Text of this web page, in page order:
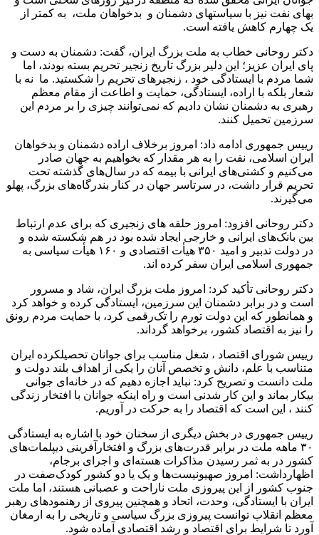
بهای نفت نیز با سیاستهای دشمنان و بدخواهان ملت، به کمتر از
یک چهارم کاهش یافته است.
دکتر روحانی خطاب به ملت بزرگ ایران، گفت: دشمنان به دست و
پای ایران عزیز؛ این دلیر بزرگ تاریخ زنجیر تحریم بسته بودند، اما
شما مردم با ایستادگی خود ، زنجیرهای تحریم را شکستید. ما نه با
شعار بلکه با اراده، ایستادگی، حمایت و اطاعت از مقام معظم
رهبری به دشمنان نشان دادیم که نمی‌توانند چیزی را بر مردم این
سرزمین تحمیل کنند.
رییس‌ جمهوری ادامه داد: امروز برخلاف اراده دشمنان و بدخواهان
ایران اسلامی، نفت را به هر مقدار که بخواهیم به جهان صادر
می‌کنیم و کشتی‌های ایرانی با بیمه که در سال‌های گذشته تحت
تحریم قرار داشت، در سرتاسر جهان در کنار بندرگاه‌های بزرگ، پهلو
می‌گیرند.
دکتر روحانی افزود: امروز حلقه های زنجیر‌ی که برای عدم ارتباط
بین بانک‌های ایرانی و خارجی ایجاد شده بود در هم شکسته شده و
در دولت تدبیر و امید ۳۵۰ هیأت اقتصادی و ۱۶۰ هیأت سیاسی به
جمهوری اسلامی ایران سفر کرده اند.
دکتر روحانی تأکید کرد: امروز ملت بزرگ ایران، شاد و مسرور
است و در برابر دشمنان این سرزمین، ایستادگی کرده و خواهد کرد
و همانطور که این دولت تورم را تک‌رقمی کرد، با حمایت مردم رونق
را نیز به اقتصاد کشور، برخواهد گرداند.
رییس شورای اقتصاد ، شغل مناسب برای جوانان تحصیلکرده ایران
متناسب با علم، دانش و تخصص آنان را یکی از اهداف بلند دولت و
ملت دانست و تصریح کرد: نباید اجازه دهیم که در خانه‌ای جوانی
بیکار بماند و این کار شدنی است و راه اینکه جوانان با افتخار زندگی
کنند ، این است که اقتصاد را به حرکت در آوریم.
رییس‌ جمهوری در بخش دیگری از سخنان خود با اشاره به ایستادگی
۳۰ ماهه ملت در برابر قدرت‌های بزرگ و افتخارآفرینی دیپلمات‌های
کشور در به ثمر رسیدن مذاکرات هسته‌ای و اجرای برجام،
اظهارداشت: امروز صهیونیست‌ها و یک یا دو کشور کودک‌صفت در
جنوب کشور از این پیروزی ملت ناراحت و عصبانی هستند، اما ملت
ایران با ایستادگی، وحدت، اتحاد و همچنین پیروی از رهنمودهای رهبر
معظم انقلاب توانست پیروزی بزرگ سیاسی و تاریخی را به ارمغان
آورد تا شرایط برای اقتصاد و رشد اقتصادی آماده شود.